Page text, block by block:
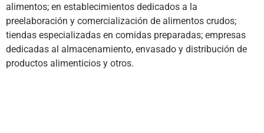
alimentos; en establecimientos dedicados a la
preelaboración y comercialización de alimentos crudos;
tiendas especializadas en comidas preparadas; empresas
dedicadas al almacenamiento, envasado y distribución de
productos alimenticios y otros.